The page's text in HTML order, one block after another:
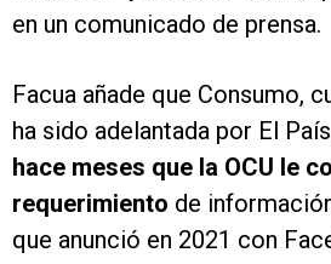
en un comunicado de prensa.
Facua añade que Consumo,
ha sido adelantada por El
hace meses que la OCU le
requerimiento de
que anunció en 2021 con